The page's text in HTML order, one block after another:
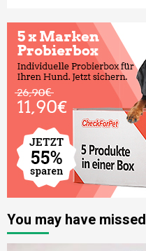
You may have missed